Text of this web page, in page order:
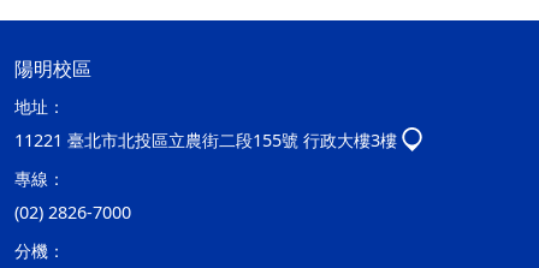
陽明校區
地址：
11221 臺北市北投區立農街二段155號 行政大樓3樓
專線：
(02) 2826-7000
分機：